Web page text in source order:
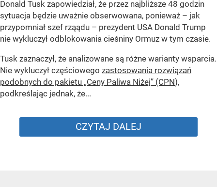
Donald Tusk zapowiedział, że przez najbliższe 48 godzin
sytuacja będzie uważnie obserwowana, ponieważ – jak
przypomniał szef rząądu – prezydent USA Donald Trump
nie wykluczył odblokowania cieśniny Ormuz w tym czasie.
Tusk zaznaczył, że analizowane są różne warianty wsparcia.
Nie wykluczył częściowego zastosowania rozwiązań
podobnych do pakietu „Ceny Paliwa Niżej” (CPN),
podkreślając jednak, że...
CZYTAJ DALEJ